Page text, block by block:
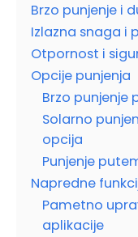
Brzo punjenje i
Izlazna snaga i
Otpornost i
Opcije punjenja
Brzo punjenje
Solarno
opcija
Punjenje
Napredne
Pametno
aplikacije